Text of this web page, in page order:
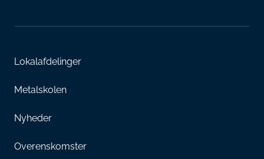
Lokalafdelinger
Metalskolen
Nyheder
Overenskomster